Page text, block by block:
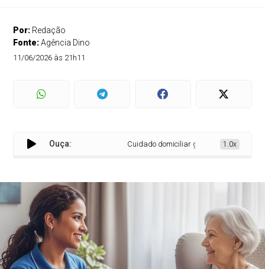
Por: Redação
Fonte:Agência Dino
11/06/2026 às 21h11
Ouça: Cuidado domiciliar ganha relevância na
1.0x